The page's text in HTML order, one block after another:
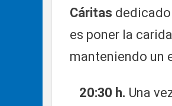
Cáritas
es poner la
manteniendo un
20:30 h. Una